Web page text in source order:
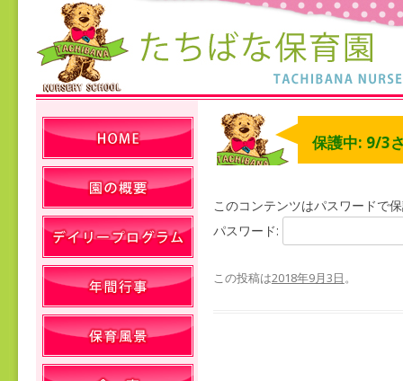
保護中: 9/3
このコンテンツはパスワードで
パスワード:
この投稿は2018年9月3日。